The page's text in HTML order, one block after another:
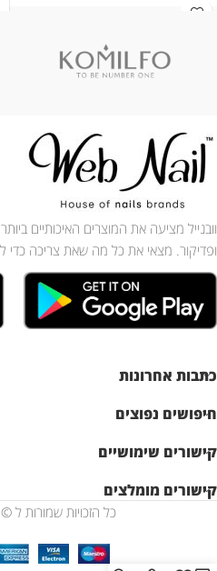
וובנייל מציעה את המוצרים האיכותיים
ופדיקור. מצאי את כל מה שאת צריכה כדי
כתבות אחרונות
חיפושים נפוצים
קישורים שימושיים
קישורים מומלצים
כל הזכויות שמורות ל © WebNail 2024